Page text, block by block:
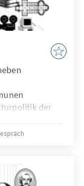
der
Januar bis
christlich-